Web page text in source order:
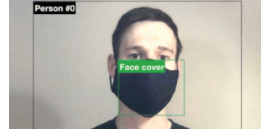
            "Confidence": 99.97362518310547,
            "BodyParts": [
                    "Name": "FACE",
                    "Confidence": 99.71298217773438,
                    "EquipmentDetections": [
                        {